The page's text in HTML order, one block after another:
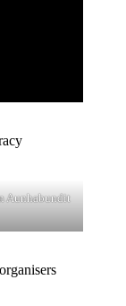
Aunhabundit